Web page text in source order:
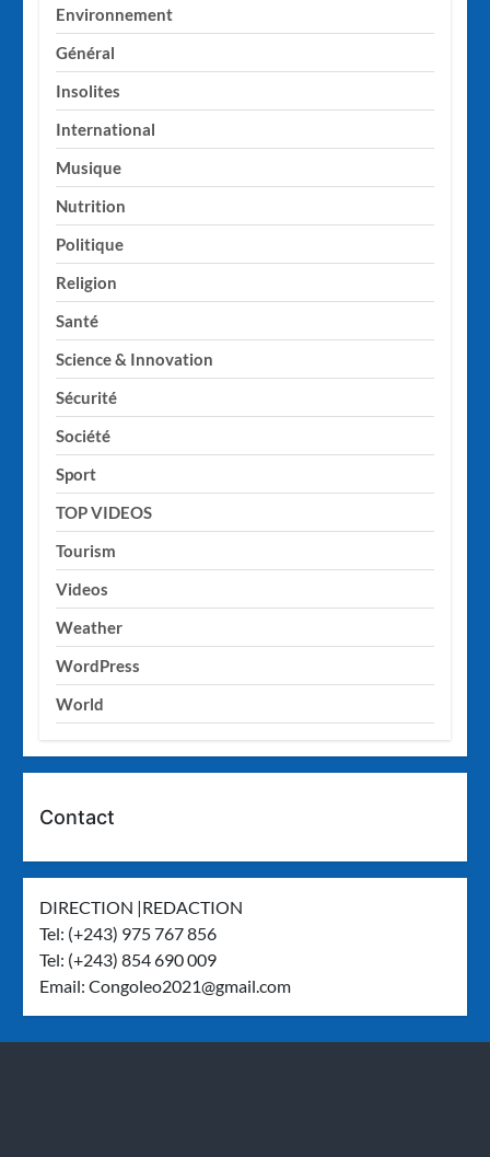
Environnement
Général
Insolites
International
Musique
Nutrition
Politique
Religion
Santé
Science & Innovation
Sécurité
Société
Sport
TOP VIDEOS
Tourism
Videos
Weather
WordPress
World
Contact
DIRECTION |REDACTION
Tel: (+243) 975 767 856
Tel: (+243) 854 690 009
Email:Congoleo2021@gmail.com